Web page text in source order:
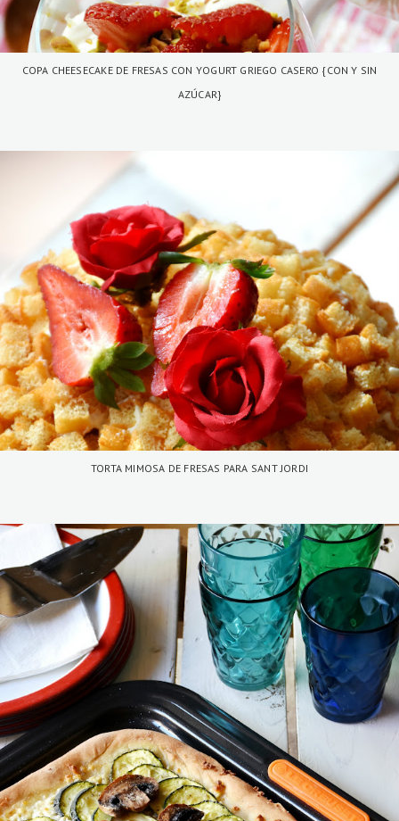
COPA CHEESECAKE DE FRESAS CON YOGURT GRIEGO CASERO {CON Y SIN
AZÚCAR}
TORTA MIMOSA DE FRESAS PARA SANT JORDI